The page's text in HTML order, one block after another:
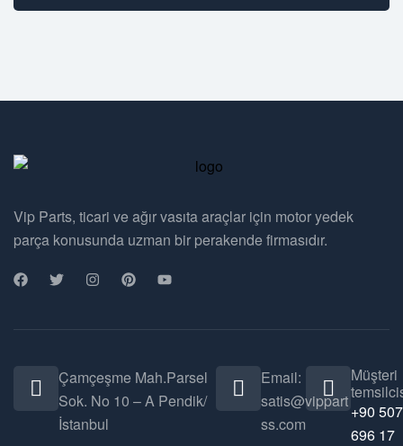
Vip Parts, ticari ve ağır vasıta araçlar için motor yedek
parça konusunda uzman bir perakende firmasıdır.
Çamçeşme Mah.Parsel
Sok. No 10 – A Pendik/
İstanbul
Email:
satis@vippart
ss.com
Müşteri
+90 507
696 17